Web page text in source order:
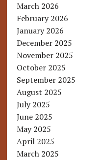
March 2026
February 2026
January 2026
December 2025
November 2025
October 2025
September 2025
August 2025
July 2025
June 2025
May 2025
April 2025
March 2025